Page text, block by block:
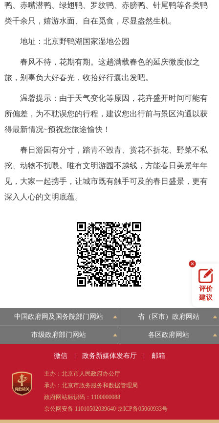
鸭、赤嘴潜鸭、绿翅鸭、罗纹鸭、赤膀鸭、针尾鸭等各类鸭
类千余只，嬉游水面、自在觅食，尽显盎然生机。
地址：北京野鸭湖国家湿地公园
春风不待，花期有期。这趟满载春色的延庆微度假之
旅，别辜负大好春光，收拾好行囊出发吧。
温馨提示：由于天气变化等原因，花卉盛开时间可能有
所偏差，为不耽误您的行程，建议您出行前与景区沟通以获
得最新情况~预祝您旅途愉快！
春日游园有分寸，踏青不毁青、赏花不折花、野菜不私
挖、动物不扰喂。唯有文明游园不越线，方能春日美景年年
见，大家一起携手，让城市既有触手可及的春日盛景，更有
深入人心的文明底蕴。
评价
建议
中国政府网及国务院部门网站 省（区市）政府网站
市级政府部门网站 各区政府网站
微信 政务新媒体发布厅 邮箱
主办：北京市人民政府办公厅
承办：北京市政务服务和数据管理局
政府网站标识码：1100000088
京公网安备 11010502039640 京ICP备05060933号